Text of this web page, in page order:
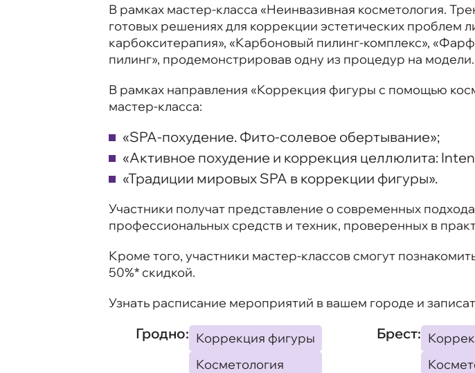
В рамках мастер-класса «Неинвазивная косметология.
готовых решениях для коррекции эстетических проблем
карбокситерапия», «Карбоновый пилинг-комплекс»,
пилинг», продемонстрировав одну из процедур на модели.
В рамках направления «Коррекция фигуры с помощью
мастер-класса:
«SPA-похудение. Фито-солевое обертывание»;
«Активное похудение и коррекция целлюлита:
«Традиции мировых SPA в коррекции фигуры».
Участники получат представление о современных
профессиональных средств и техник, проверенных в
Кроме того, участники мастер-классов смогут
50%* скидкой.
Узнать расписание мероприятий в вашем городе и
Гродно: Коррекция фигуры
Косметология
Брест: